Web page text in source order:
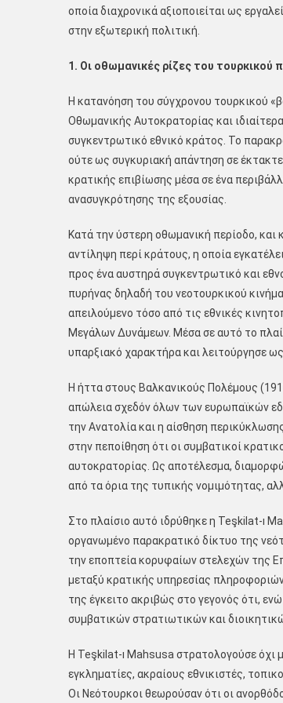
οποία διαχρονικά αξιοποιείται ως
στην εξωτερική πολιτική.
1. Οι οθωμανικές ρίζες του τουρκικού
Η κατανόηση του σύγχρονου τουρκικού
Οθωμανικής Αυτοκρατορίας και
συγκεντρωτικό εθνικό κράτος. Το
ούτε ως συγκυριακή απάντηση σε
κρατικής επιβίωσης μέσα σε ένα
ανασυγκρότησης της εξουσίας.
Κατά την ύστερη οθωμανική περίοδο,
αντίληψη περί κράτους, η οποία
προς ένα αυστηρά συγκεντρωτικό και
πυρήνας δηλαδή του νεοτουρκικού
απειλούμενο τόσο από τις εθνικές
Μεγάλων Δυνάμεων. Μέσα σε αυτό το
υπαρξιακό χαρακτήρα και λειτούργησε
Η ήττα στους Βαλκανικούς Πολέμους
απώλεια σχεδόν όλων των ευρωπαϊκών
την Ανατολία και η αίσθηση
στην πεποίθηση ότι οι συμβατικοί
αυτοκρατορίας. Ως αποτέλεσμα,
από τα όρια της τυπικής νομιμότητας,
Στο πλαίσιο αυτό ιδρύθηκε η Teşkilat-ı
οργανωμένο παρακρατικό δίκτυο της
την εποπτεία κορυφαίων στελεχών της
μεταξύ κρατικής υπηρεσίας
της έγκειτο ακριβώς στο γεγονός ότι,
συμβατικών στρατιωτικών και
Η Teşkilat-ı Mahsusa στρατολογούσε όχι
εγκληματίες, ακραίους εθνικιστές,
Οι Νεότουρκοι θεωρούσαν ότι οι